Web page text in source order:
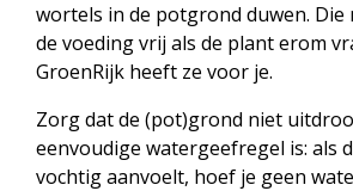
wortels in de potgrond duwen. Die
de voeding vrij als de plant erom
GroenRijk heeft ze voor je.
Zorg dat de (pot)grond niet
eenvoudige watergeefregel is: als
vochtig aanvoelt, hoef je geen